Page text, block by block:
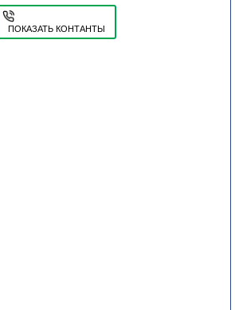
ПОКАЗАТЬ КОНТАНТЫ